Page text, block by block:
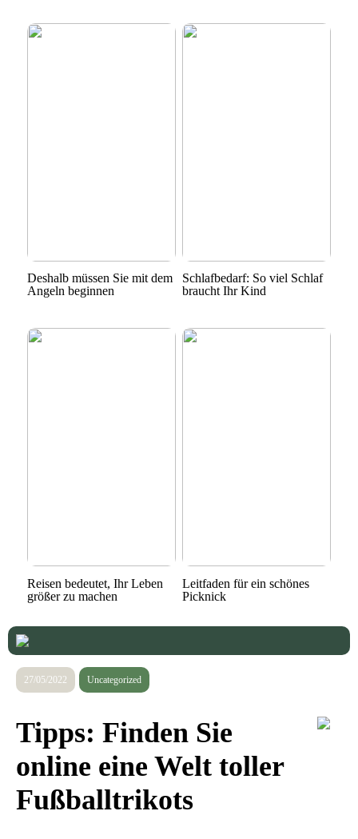
Deshalb müssen Sie mit dem
Angeln beginnen
Schlafbedarf: So viel Schlaf
braucht Ihr Kind
Reisen bedeutet, Ihr Leben
größer zu machen
Leitfaden für ein schönes
Picknick
27/05/2022 Uncategorized
Tipps: Finden Sie
online eine Welt toller
Fußballtrikots